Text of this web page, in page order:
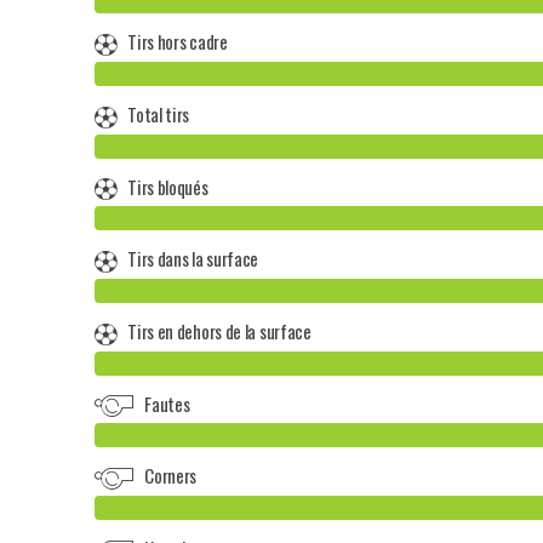
Tirs hors cadre
Total tirs
Tirs bloqués
Tirs dans la surface
Tirs en dehors de la surface
Fautes
Corners